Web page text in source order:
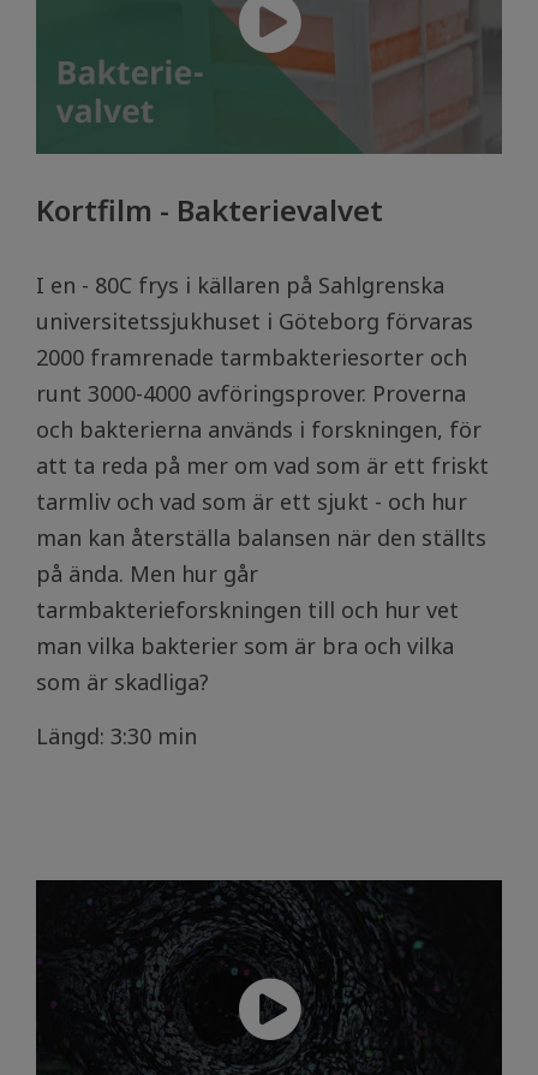
Kortfilm - Bakterievalvet
I en - 80C frys i källaren på Sahlgrenska
universitetssjukhuset i Göteborg förvaras
2000 framrenade tarmbakteriesorter och
runt 3000-4000 avföringsprover. Proverna
och bakterierna används i forskningen, för
att ta reda på mer om vad som är ett friskt
tarmliv och vad som är ett sjukt - och hur
man kan återställa balansen när den ställts
på ända. Men hur går
tarmbakterieforskningen till och hur vet
man vilka bakterier som är bra och vilka
som är skadliga?
Längd: 3:30 min